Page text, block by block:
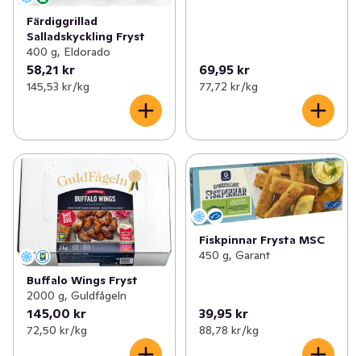
Färdiggrillad
Salladskyckling Fryst
400 g, Eldorado
58,21 kr
145,53 kr /kg
69,95 kr
77,72 kr /kg
Buffalo Wings Fryst
2000 g, Guldfågeln
145,00 kr
72,50 kr /kg
Fiskpinnar Frysta MSC
450 g, Garant
39,95 kr
88,78 kr /kg